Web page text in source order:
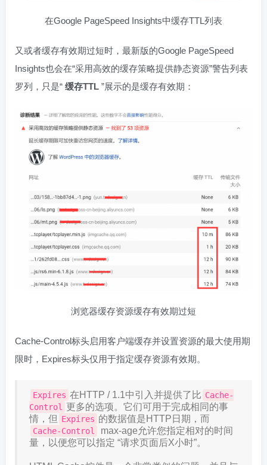
在Google PageSpeed Insights中缓存TTL列表
又或者缓存有效期过短时，最新版的Google PageSpeed
Insights也会在“采用高效的缓存策略提供静态资源”警告列表
罗列，只是“ 缓存TTL ”展示的是缓存有效期：
浏览器缓存资源缓存有效期过短
Cache-Control标头启用客户端缓存并设置资源的最大使用期
限时，Expires标头仅用于指定缓存资源有效期。
Expires 在HTTP / 1.1中引入并提供了比 Cache-
Control
更多的选项。它们可用于完成相同的事
情，但 Expires 的数据值是HTTP日期，而
Cache-Control
max-age允许您指定相对的时间
量，以便您可以指定 “请求页面后X小时”。